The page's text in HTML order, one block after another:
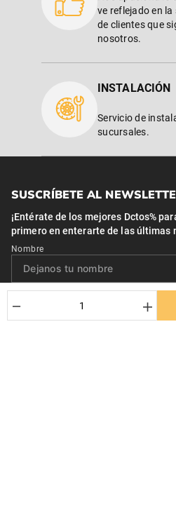
＋
－
ve reflejado en
de clientes que
nosotros.
INSTALACIÓN
Servicio de
sucursales.
SUSCRÍBETE AL
¡Entérate de los mejores Dctos%
primero en enterarte de las últimas
Nombre